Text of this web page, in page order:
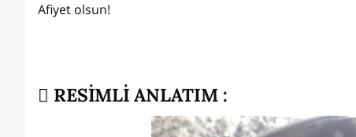
Afiyet olsun!
RESİMLİ ANLATIM :